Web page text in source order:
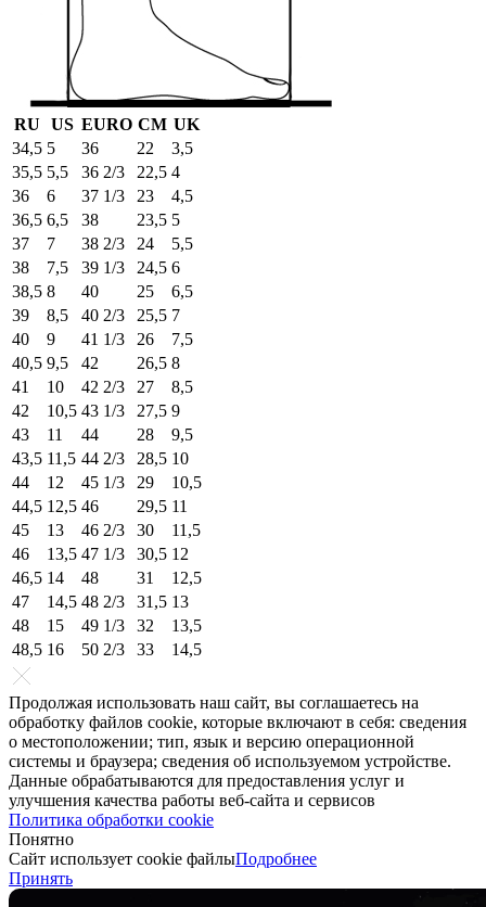
RU US EURO СМ UK
34,5 5 36 22
3,5
35,5 5,5 36 2/3 22,5 4
36
6 37 1/3 23
4,5
36,5 6,5 38 23,5 5
37
7 38 2/3 24
5,5
38
7,5 39 1/3 24,5 6
38,5 8 40 25
6,5
39
8,5 40 2/3 25,5 7
40
9 41 1/3 26
7,5
40,5 9,5 42 26,5 8
41
10 42 2/3 27
8,5
42
10,5 43 1/3 27,5 9
43
11 44 28
9,5
43,5 11,5 44 2/3 28,5 10
44
12 45 1/3 29
10,5
44,5 12,5 46 29,5 11
45
13 46 2/3 30
11,5
46
13,5 47 1/3 30,5 12
46,5 14 48 31
12,5
47
14,5 48 2/3 31,5 13
48
15 49 1/3 32
13,5
48,5 16 50 2/3 33 14,5
Продолжая использовать наш сайт, вы соглашаетесь на
обработку файлов cookie, которые включают в себя: сведения
о местоположении; тип, язык и версию операционной
системы и браузера; сведения об используемом устройстве.
Данные обрабатываются для предоставления услуг и
улучшения качества работы веб-сайта и сервисов
Политика обработки cookie
Понятно
Сайт использует cookie файлыПодробнее
Принять